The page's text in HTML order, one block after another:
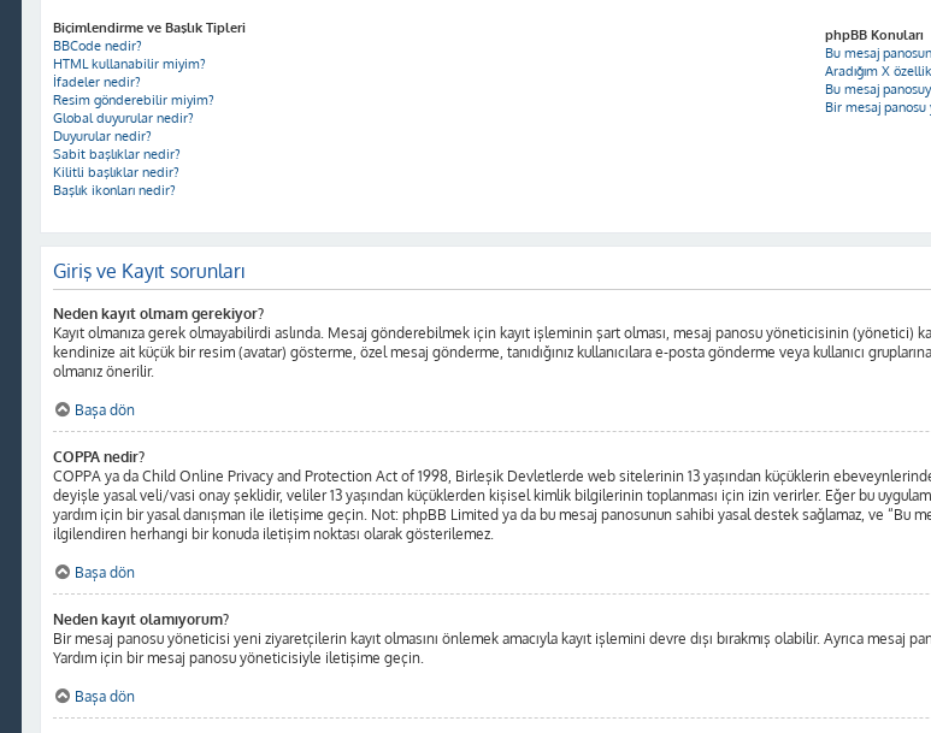
Biçimlendirme ve Başlık Tipleri
BBCode nedir?
HTML kullanabilir miyim?
İfadeler nedir?
Resim gönderebilir miyim?
Global duyurular nedir?
Duyurular nedir?
Sabit başlıklar nedir?
Kilitli başlıklar nedir?
Başlık ikonları nedir?
phpBB Konuları
Bu mesaj
Aradığım X
Bu mesaj
Bir mesaj
Giriş ve Kayıt sorunları
Neden kayıt olmam gerekiyor?
Kayıt olmanıza gerek olmayabilirdi aslında. Mesaj gönderebilmek için kayıt işleminin şart olması, mesaj panosu yöneticisinin (yönetici)
kendinize ait küçük bir resim (avatar) gösterme, özel mesaj gönderme, tanıdığınız kullanıcılara e-posta gönderme veya kullanıcı
olmanız önerilir.
Başa dön
COPPA nedir?
COPPA ya da Child Online Privacy and Protection Act of 1998, Birleşik Devletlerde web sitelerinin 13 yaşından küçüklerin
deyişle yasal veli/vasi onay şeklidir, veliler 13 yaşından küçüklerden kişisel kimlik bilgilerinin toplanması için izin verirler. Eğer bu
yardım için bir yasal danışman ile iletişime geçin. Not: phpBB Limited ya da bu mesaj panosunun sahibi yasal destek sağlamaz, ve “Bu
ilgilendiren herhangi bir konuda iletişim noktası olarak gösterilemez.
Başa dön
Neden kayıt olamıyorum?
Bir mesaj panosu yöneticisi yeni ziyaretçilerin kayıt olmasını önlemek amacıyla kayıt işlemini devre dışı bırakmış olabilir. Ayrıca mesaj
Yardım için bir mesaj panosu yöneticisiyle iletişime geçin.
Başa dön